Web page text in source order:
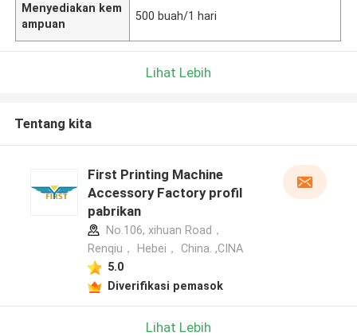
Menyediakan kem
ampuan
500 buah/1 hari
Lihat Lebih
Tentang kita
First Printing Machine
Accessory Factory profil
pabrikan
No.106, xihuan Road，
Renqiu， Hebei， China. ,CINA
5.0
Diverifikasi pemasok
Lihat Lebih